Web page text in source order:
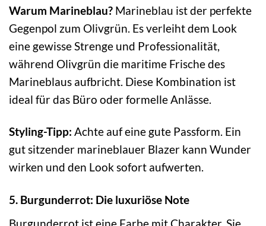
Warum Marineblau? Marineblau ist der perfekte
Gegenpol zum Olivgrün. Es verleiht dem Look
eine gewisse Strenge und Professionalität,
während Olivgrün die maritime Frische des
Marineblaus aufbricht. Diese Kombination ist
ideal für das Büro oder formelle Anlässe.
Styling-Tipp: Achte auf eine gute Passform. Ein
gut sitzender marineblauer Blazer kann Wunder
wirken und den Look sofort aufwerten.
5. Burgunderrot: Die luxuriöse Note